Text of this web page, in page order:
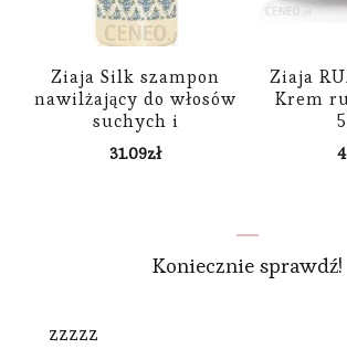
Ziaja Silk szampon
nawilżający do włosów
suchych i
zniszczonych 300ml
31.09zł
Ziaja
Krem
Koniecznie sprawdź!
zzzzz